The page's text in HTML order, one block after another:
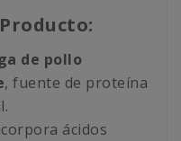
de pollo
, fuente de proteína
ácidos